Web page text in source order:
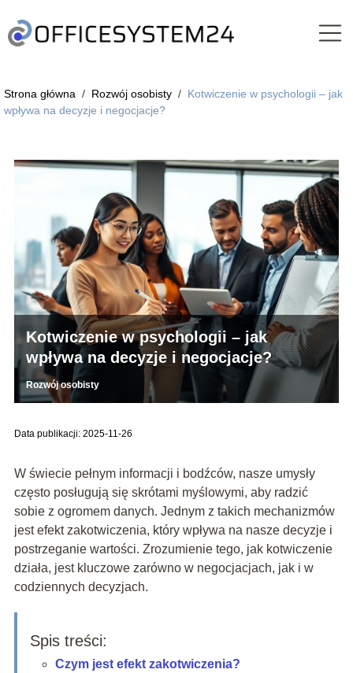
Strona główna / Rozwój osobisty / Kotwiczenie w psychologii – jak
wpływa na decyzje i negocjacje?
Kotwiczenie w psychologii – jak
wpływa na decyzje i negocjacje?
Rozwój osobisty
Data publikacji: 2025-11-26
W świecie pełnym informacji i bodźców, nasze umysły
często posługują się skrótami myślowymi, aby radzić
sobie z ogromem danych. Jednym z takich mechanizmów
jest efekt zakotwiczenia, który wpływa na nasze decyzje i
postrzeganie wartości. Zrozumienie tego, jak kotwiczenie
działa, jest kluczowe zarówno w negocjacjach, jak i w
codziennych decyzjach.
Spis treści:
Czym jest efekt zakotwiczenia?